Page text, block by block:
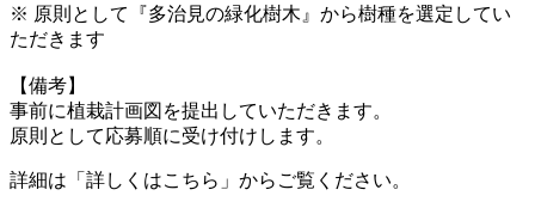
※ 原則として『多治見の緑化樹木』から樹種を選定してい
ただきます
【備考】
事前に植栽計画図を提出していただきます。
原則として応募順に受け付けします。
詳細は「詳しくはこちら」からご覧ください。